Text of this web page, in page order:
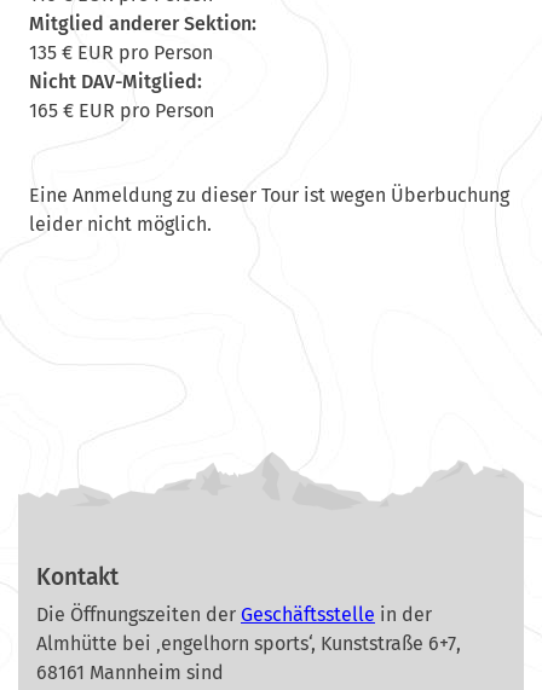
Mitglied anderer Sektion:
135 € EUR pro Person
Nicht DAV-Mitglied:
165 € EUR pro Person
Eine Anmeldung zu dieser Tour ist wegen Überbuchung
leider nicht möglich.
Kontakt
Die Öffnungszeiten der Geschäftsstelle in der
Almhütte bei ‚engelhorn sports‘, Kunststraße 6+7,
68161 Mannheim sind